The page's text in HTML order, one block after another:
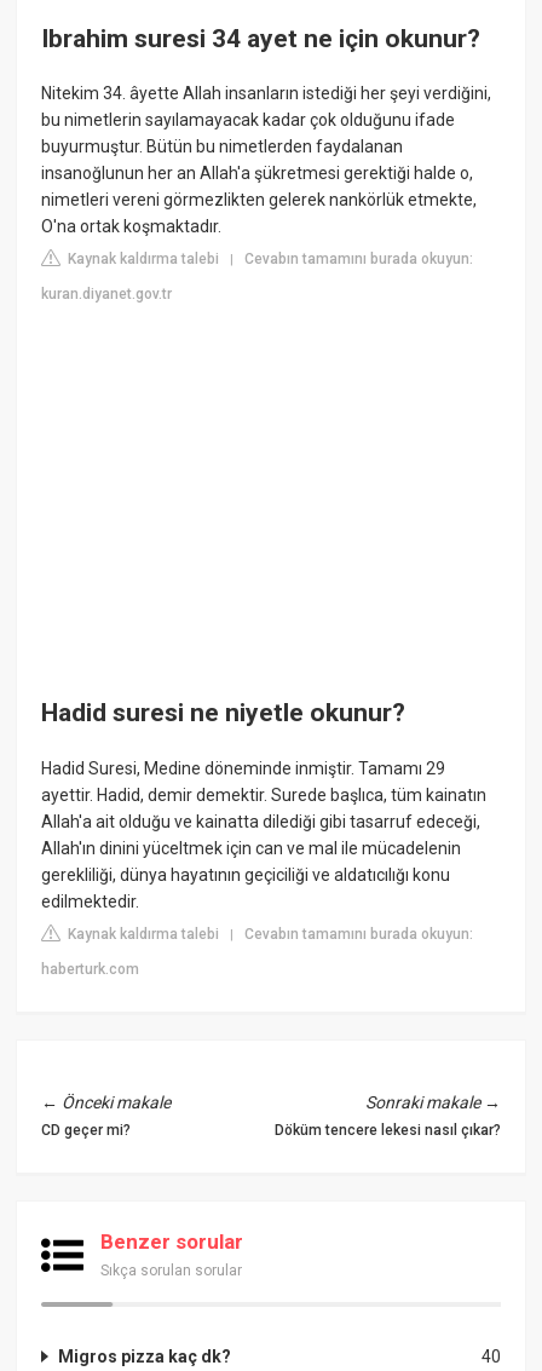
Ibrahim suresi 34 ayet ne için okunur?
Nitekim 34. âyette Allah insanların istediği her şeyi verdiğini,
bu nimetlerin sayılamayacak kadar çok olduğunu ifade
buyurmuştur. Bütün bu nimetlerden faydalanan
insanoğlunun her an Allah'a şükretmesi gerektiği halde o,
nimetleri vereni görmezlikten gelerek nankörlük etmekte,
O'na ortak koşmaktadır.
Kaynak kaldırma talebi |Cevabın tamamını burada okuyun:
kuran.diyanet.gov.tr
Hadid suresi ne niyetle okunur?
Hadid Suresi, Medine döneminde inmiştir. Tamamı 29
ayettir. Hadid, demir demektir. Surede başlıca, tüm kainatın
Allah'a ait olduğu ve kainatta dilediği gibi tasarruf edeceği,
Allah'ın dinini yüceltmek için can ve mal ile mücadelenin
gerekliliği, dünya hayatının geçiciliği ve aldatıcılığı konu
edilmektedir.
Kaynak kaldırma talebi |Cevabın tamamını burada okuyun:
haberturk.com
← Önceki makale
CD geçer mi?
Sonraki makale→
Döküm tencere lekesi nasıl çıkar?
Benzer sorular
Sıkça sorulan sorular
40
Migros pizza kaç dk?